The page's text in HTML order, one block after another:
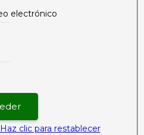
electrónico
Haz clic para restablecer